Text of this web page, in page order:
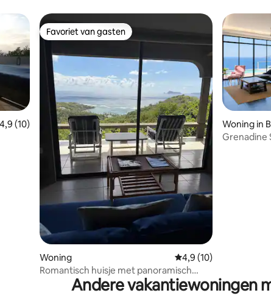
beoordeling van 4,9 uit 5, 10 recensies
4,9 (10)
Favoriet van gasten
Favoriet van gasten
Woning Gemiddelde
4,9 (10)
Romantisch huisje met panoramisch
Woning in
Grenadine
Andere vakantiewoningen